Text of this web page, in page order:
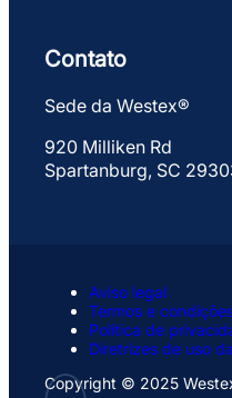
Contato
Sede da Westex®
920 Milliken Rd
Spartanburg, SC
Aviso legal
Termos e
Política de
Diretrizes de uso
Copyright © 2025